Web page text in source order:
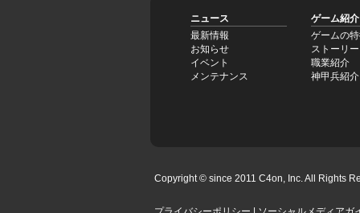
ニュース
最新情報
お知らせ
イベント
メンテナンス
ゲーム紹介
ゲームの
ストーリー
職業紹介
神甲兵紹介
Copyright © since 2011 C4on, Inc. All Rights